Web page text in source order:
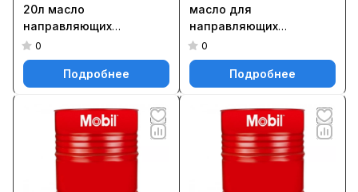
20л масло
направляющих
скольжения
0
Подробнее
масло для
направляющих
скольжения
0
Подробнее